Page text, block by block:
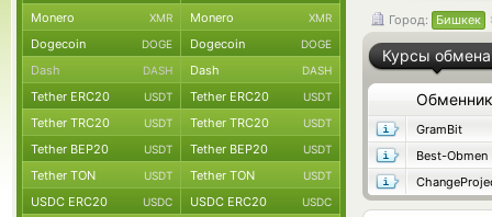
Город: Бишкек
Курсы обмена
Обменник
GramBit
Best-Obmen
Monero XMR Monero XMR
Dogecoin DOGE Dogecoin DOGE
Dash DASH Dash DASH
Tether ERC20 USDT Tether ERC20 USDT
Tether TRC20 USDT Tether TRC20 USDT
Tether BEP20 USDT Tether BEP20 USDT
Tether TON USDT Tether TON USDT
USDC ERC20 USDC USDC ERC20 USDC